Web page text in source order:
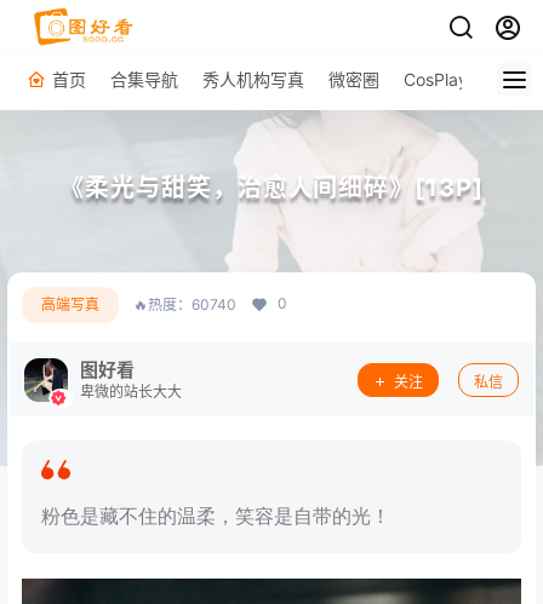
首页 合集导航 秀人机构写真 微密圈 CosPlay 原图
《柔光与甜笑，治愈人间细碎》[13P]
高端写真 🔥热度：60740 0
图好看
卑微的站长大大
关注 私信
粉色是藏不住的温柔，笑容是自带的光！